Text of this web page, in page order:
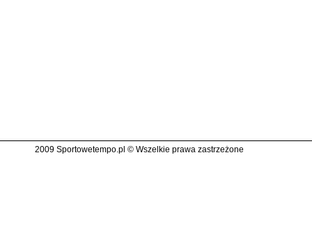
2009 Sportowetempo.pl © Wszelkie prawa zastrzeżone